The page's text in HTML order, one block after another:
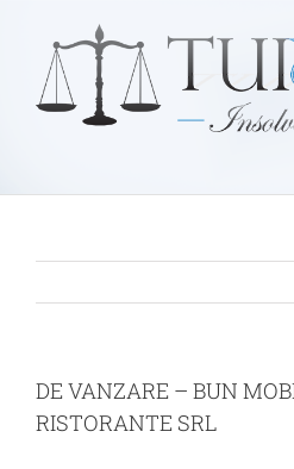
content
DE VANZARE – BUN
RISTORANTE SRL